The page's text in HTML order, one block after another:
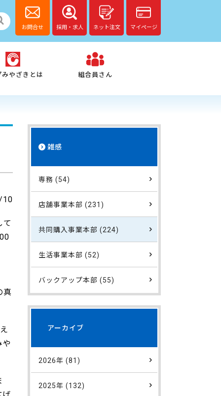
お問合せ 採用・求人 ネット注文 マイページ
みやざきとは 組合員さん
10
て
真
や
雑感
専務 (54)
店舗事業本部 (231)
共同購入事業本部 (224)
生活事業本部 (52)
バックアップ本部 (55)
アーカイブ
2026年 (81)
2025年 (132)